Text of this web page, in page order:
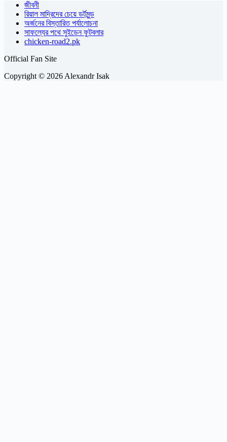
জীবনী
রিয়াল মাদ্রিদের চেয়ে ডর্টমুন্ড
অর্জনের বিস্তারিত পর্যালোচনা
সাফল্যের পথে সুইডেন ফুটবলার
chicken-road2.pk
Official Fan Site
Copyright © 2026 Alexandr Isak